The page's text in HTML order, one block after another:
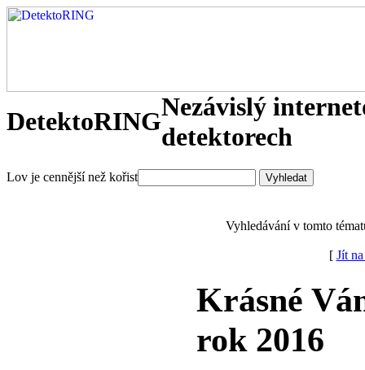
DetektoRINGNezávislý
detektorech
Lov je cennější než kořist
Vyhledávání v tomto
[ Jít
Krásné
rok 2016